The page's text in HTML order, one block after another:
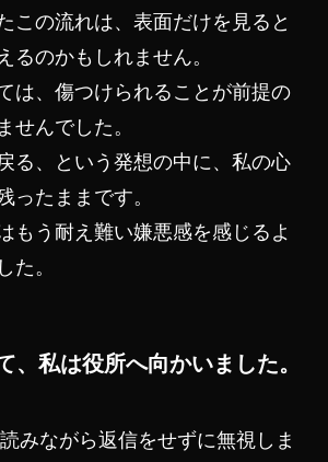
この流れは、表面だけを見ると
るのかもしれません。
は、傷つけられることが前提の
せんでした。
る、という発想の中に、私の心
ったままです。
もう耐え難い嫌悪感を感じるよ
た。
、私は役所へ向かいました。
みながら返信をせずに無視しま